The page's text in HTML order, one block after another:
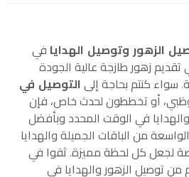
الزهور وتوصيل الهدايا في
زهور طازجة عالية الجودة
سواء كنتم بحاجة إلى التوصيل في
أو تخططون لحدث خاص، فإن
في الوقت المحدد وبأفضل
من الباقات الجميلة والهدايا
لجعل كل لحظة مميزة. ثقوا في
من توصيل الزهور والهدايا في